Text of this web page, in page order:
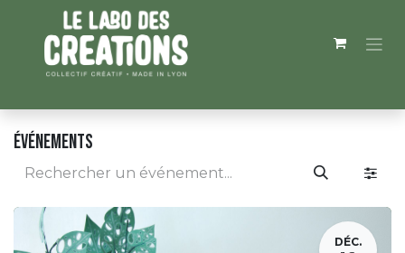
Se rendre au contenu
Événements
DÉC.